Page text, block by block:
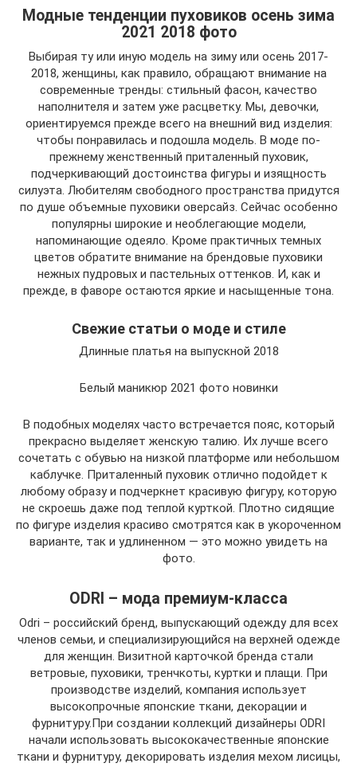
Модные тенденции пуховиков осень зима
2021 2018 фото
Выбирая ту или иную модель на зиму или осень 2017-
2018, женщины, как правило, обращают внимание на
современные тренды: стильный фасон, качество
наполнителя и затем уже расцветку. Мы, девочки,
ориентируемся прежде всего на внешний вид изделия:
чтобы понравилась и подошла модель. В моде по-
прежнему женственный приталенный пуховик,
подчеркивающий достоинства фигуры и изящность
силуэта. Любителям свободного пространства придутся
по душе объемные пуховики оверсайз. Сейчас особенно
популярны широкие и необлегающие модели,
напоминающие одеяло. Кроме практичных темных
цветов обратите внимание на брендовые пуховики
нежных пудровых и пастельных оттенков. И, как и
прежде, в фаворе остаются яркие и насыщенные тона.
Свежие статьи о моде и стиле
Длинные платья на выпускной 2018
Белый маникюр 2021 фото новинки
В подобных моделях часто встречается пояс, который
прекрасно выделяет женскую талию. Их лучше всего
сочетать с обувью на низкой платформе или небольшом
каблучке. Приталенный пуховик отлично подойдет к
любому образу и подчеркнет красивую фигуру, которую
не скроешь даже под теплой курткой. Плотно сидящие
по фигуре изделия красиво смотрятся как в укороченном
варианте, так и удлиненном — это можно увидеть на
фото.
ODRI – мода премиум-класса
Odri – российский бренд, выпускающий одежду для всех
членов семьи, и специализирующийся на верхней одежде
для женщин. Визитной карточкой бренда стали
ветровые, пуховики, тренчкоты, куртки и плащи. При
производстве изделий, компания использует
высокопрочные японские ткани, декорации и
фурнитуру.При создании коллекций дизайнеры ODRI
начали использовать высококачественные японские
ткани и фурнитуру, декорировать изделия мехом лисицы,